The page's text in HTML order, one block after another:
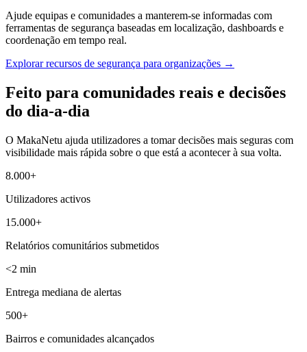
Ajude equipas e comunidades a manterem-se informadas com
ferramentas de segurança baseadas em localização, dashboards e
coordenação em tempo real.
Explorar recursos de segurança para organizações →
Feito para comunidades reais e decisões
do dia-a-dia
O MakaNetu ajuda utilizadores a tomar decisões mais seguras com
visibilidade mais rápida sobre o que está a acontecer à sua volta.
8.000+
Utilizadores activos
15.000+
Relatórios comunitários submetidos
<2 min
Entrega mediana de alertas
500+
Bairros e comunidades alcançados